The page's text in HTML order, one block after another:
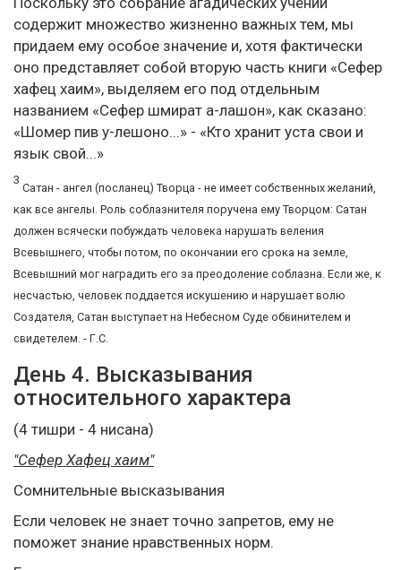
содержит множество жизненно важных тем, мы
придаем ему особое значение и, хотя фактически
оно представляет собой вторую часть книги «Сефер
хафец хаим», выделяем его под отдельным
названием «Сефер шмират а-лашон», как сказано:
«Шомер пив у-лешоно...» - «Кто хранит уста свои и
язык свой...»
3
Сатан - ангел (посланец) Творца - не имеет собственных желаний,
как все ангелы. Роль соблазнителя поручена ему Творцом: Сатан
должен всячески побуждать человека нарушать веления
Всевышнего, чтобы потом, по окончании его срока на земле,
Всевышний мог наградить его за преодоление соблазна. Если же, к
несчастью, человек поддается искушению и нарушает волю
Создателя, Сатан выступает на Небесном Суде обвинителем и
свидетелем. - Г.С.
День 4. Высказывания
относительного характера
(4 тишри - 4 нисана)
"Сефер Хафец хаим"
Сомнительные высказывания
Если человек не знает точно запретов, ему не
поможет знание нравственных норм.